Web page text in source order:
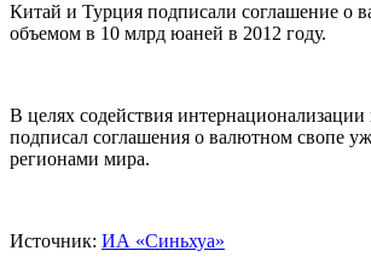
Китай и Турция подписали соглашение о
объемом в 10 млрд юаней в 2012 году.
В целях содействия
подписал соглашения о валютном свопе
регионами мира.
Источник: ИА «Синьхуа»